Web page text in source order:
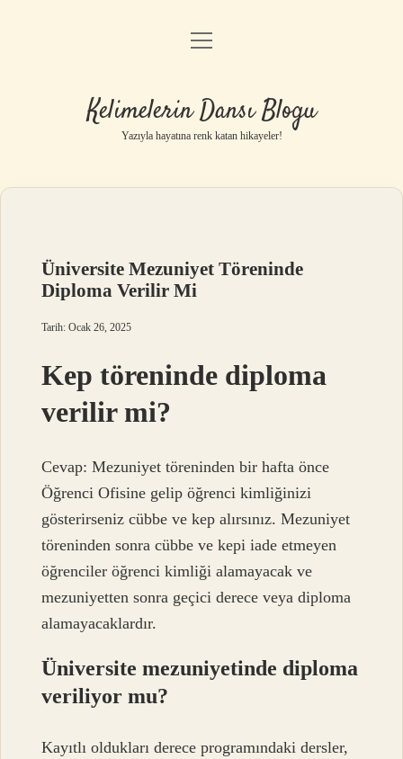
Anasayfa
Yasal Uyarı
menüyü
Kelimelerin Dansı Blogu
Yazıyla hayatına renk katan hikayeler!
Üniversite Mezuniyet Töreninde
Diploma Verilir Mi
Tarih: Ocak 26, 2025
Kep töreninde diploma
verilir mi?
Cevap: Mezuniyet töreninden bir hafta önce
Öğrenci Ofisine gelip öğrenci kimliğinizi
gösterirseniz cübbe ve kep alırsınız. Mezuniyet
töreninden sonra cübbe ve kepi iade etmeyen
öğrenciler öğrenci kimliği alamayacak ve
mezuniyetten sonra geçici derece veya diploma
alamayacaklardır.
Üniversite mezuniyetinde diploma
veriliyor mu?
Kayıtlı oldukları derece programındaki dersler,